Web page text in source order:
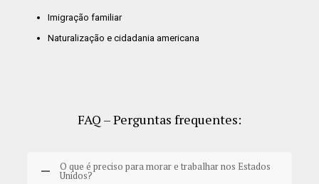
Imigração familiar
Naturalização e cidadania americana
FAQ – Perguntas frequentes:
O que é preciso para morar e trabalhar nos Estados
Unidos?